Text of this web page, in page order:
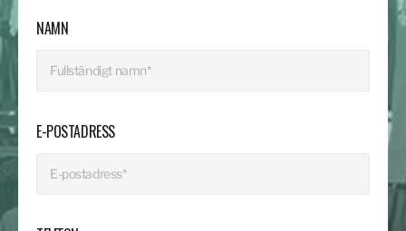
NAMN
E-POSTADRESS